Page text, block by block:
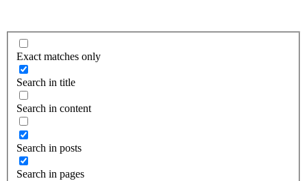
Exact matches only
Search in title
Search in content
Search in posts
Search in pages